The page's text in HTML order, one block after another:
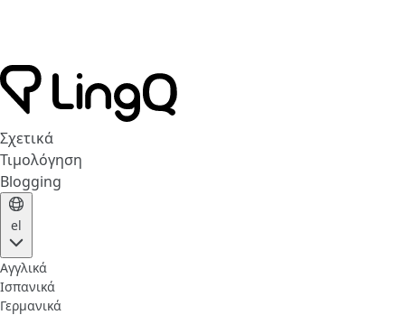
Σχετικά
Τιμολόγηση
Blogging
el
Αγγλικά
Ισπανικά
Γερμανικά